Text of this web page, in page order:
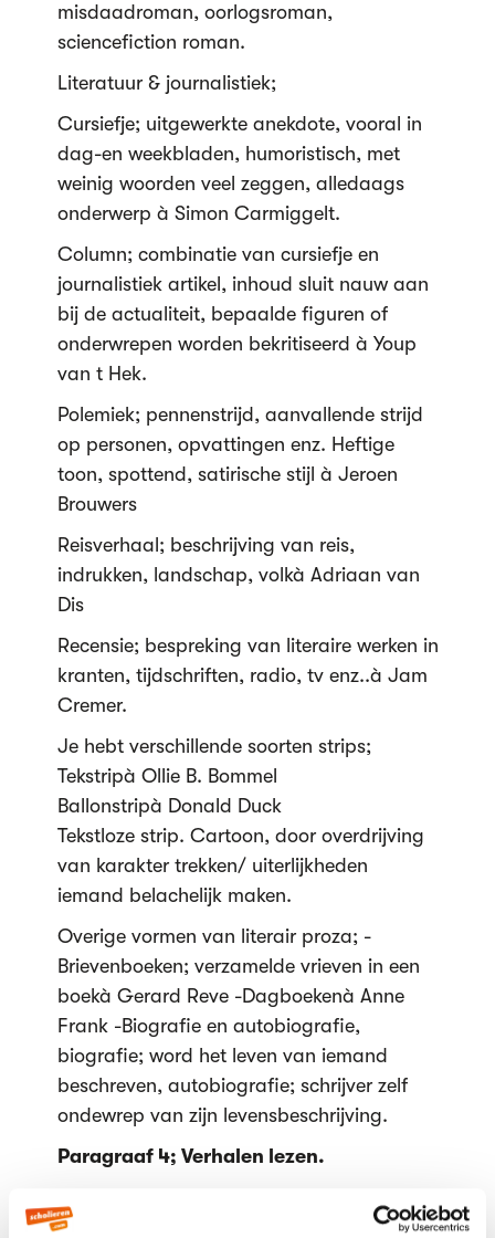
misdaadroman, oorlogsroman,
sciencefiction roman.
Literatuur & journalistiek;
Cursiefje; uitgewerkte anekdote, vooral in
dag-en weekbladen, humoristisch, met
weinig woorden veel zeggen, alledaags
onderwerp à Simon Carmiggelt.
Column; combinatie van cursiefje en
journalistiek artikel, inhoud sluit nauw aan
bij de actualiteit, bepaalde figuren of
onderwrepen worden bekritiseerd à Youp
van t Hek.
Polemiek; pennenstrijd, aanvallende strijd
op personen, opvattingen enz. Heftige
toon, spottend, satirische stijl à Jeroen
Brouwers
Reisverhaal; beschrijving van reis,
indrukken, landschap, volkà Adriaan van
Dis
Recensie; bespreking van literaire werken in
kranten, tijdschriften, radio, tv enz..à Jam
Cremer.
Je hebt verschillende soorten strips;
Tekstripà Ollie B. Bommel
Ballonstripà Donald Duck
Tekstloze strip. Cartoon, door overdrijving
van karakter trekken/ uiterlijkheden
iemand belachelijk maken.
Overige vormen van literair proza; -
Brievenboeken; verzamelde vrieven in een
boekà Gerard Reve -Dagboekenà Anne
Frank -Biografie en autobiografie,
biografie; word het leven van iemand
beschreven, autobiografie; schrijver zelf
ondewrep van zijn levensbeschrijving.
Paragraaf 4; Verhalen lezen.